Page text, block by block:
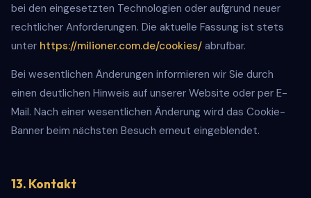
bei den eingesetzten Technologien oder aufgrund neuer
rechtlicher Anforderungen. Die aktuelle Fassung ist stets
unter https://milioner.com.de/cookies/ abrufbar.
Bei wesentlichen Änderungen informieren wir Sie durch
einen deutlichen Hinweis auf unserer Website oder per E-
Mail. Nach einer wesentlichen Änderung wird das Cookie-
Banner beim nächsten Besuch erneut eingeblendet.
13. Kontakt